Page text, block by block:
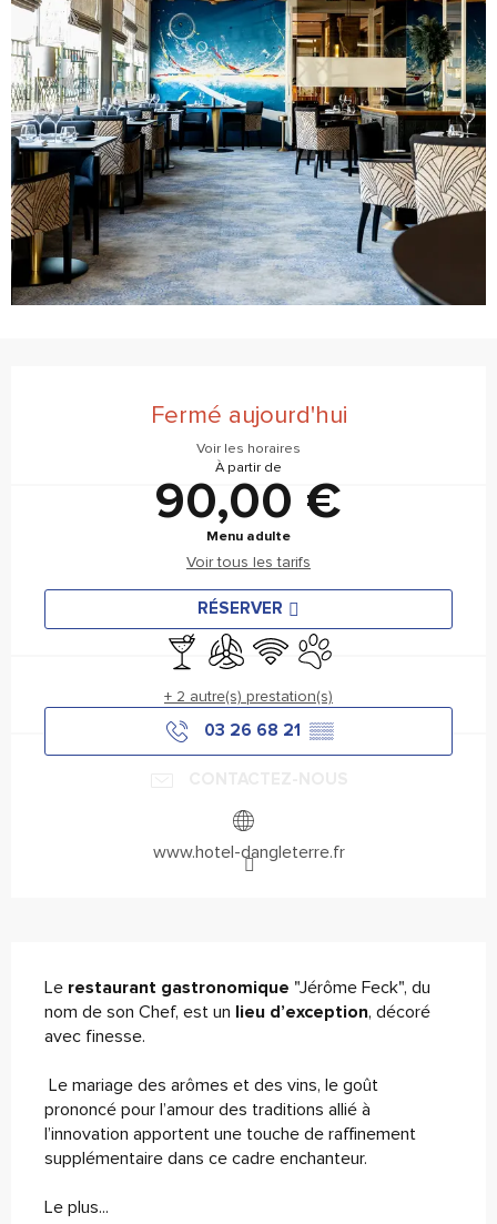
Fermé aujourd'hui
Voir les horaires
À partir de
90,00 €
Menu adulte
Voir tous les tarifs
RÉSERVER
Bar / BuvetteAir conditionné
WiFi Animaux acceptés
+ 2 autre(s) prestation(s)
03 26 68 21 ▒▒
www.hotel-dangleterre.fr
Le restaurant gastronomique "Jérôme Feck", du
nom de son Chef, est un lieu d’exception, décoré
avec finesse.
prononcé pour l’amour des traditions allié à
l’innovation apportent une touche de raffinement
supplémentaire dans ce cadre enchanteur.
Le plus...